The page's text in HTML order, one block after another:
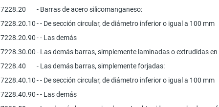
7228.20
- Barras de acero silicomanganeso:
7228.20.10- - De sección circular, de diámetro inferior o igual a 100 mm
7228.20.90- - Las demás
7228.30.00- Las demás barras, simplemente laminadas o extrudidas
7228.40
- Las demás barras, simplemente forjadas:
7228.40.10- - De sección circular, de diámetro inferior o igual a 100 mm
7228.40.90- - Las demás